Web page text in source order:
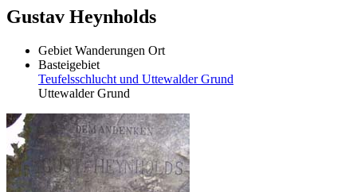
Gustav Heynholds
Gebiet Wanderungen Ort
Basteigebiet
Teufelsschlucht und Uttewalder Grund
Uttewalder Grund